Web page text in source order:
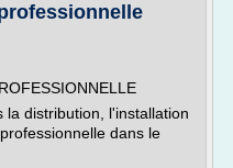
la distribution, l'installation
dans le